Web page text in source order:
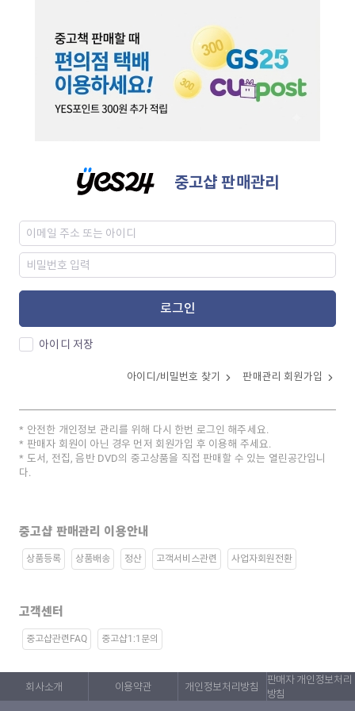
중고샵 판매관리
로그인
아이디 저장
아이디/비밀번호 찾기 판매관리 회원가입
안전한 개인정보 관리를 위해 다시 한번 로그인 해주세요.
판매자 회원이 아닌 경우 먼저 회원가입 후 이용해 주세요.
도서, 전집, 음반 DVD의 중고상품을 직접 판매할 수 있는 열린공간입니
다.
중고샵 판매관리 이용안내
상품등록 상품배송 정산 고객서비스관련 사업자회원전환
고객센터
중고샵관련FAQ 중고샵1:1문의
회사소개 이용약관 개인정보처리방침
판매자 개인정보처리
방침